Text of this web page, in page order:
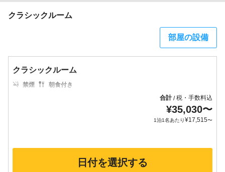
クラシックルーム
部屋の設備
クラシックルーム
禁煙
朝食付き
合計/税・手数料込
¥35,030〜
1泊1名あたり¥17,515〜
日付を選択する